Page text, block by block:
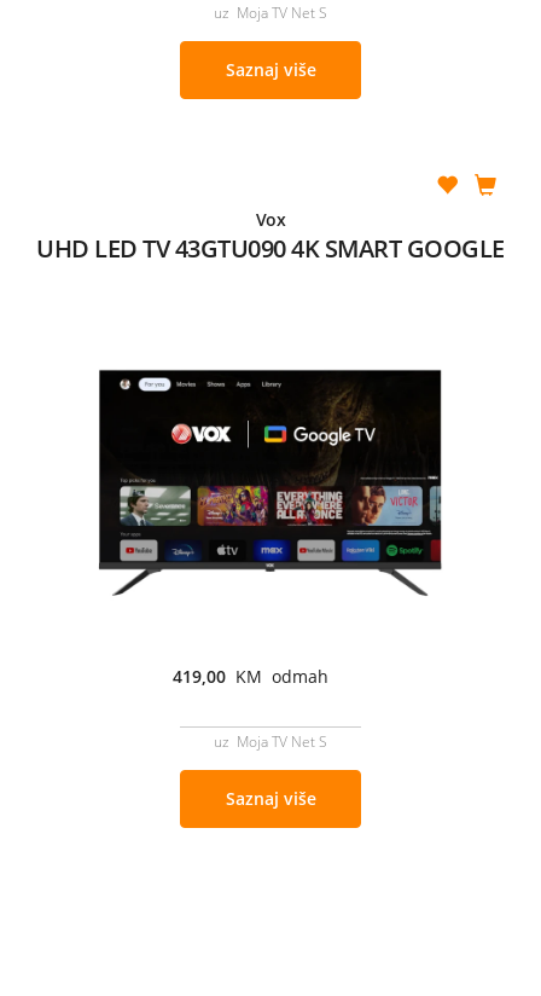
uz Moja TV Net S
Saznaj više
Vox
UHD LED TV 43GTU090 4K SMART GOOGLE
419,00 KM odmah
uz Moja TV Net S
Saznaj više